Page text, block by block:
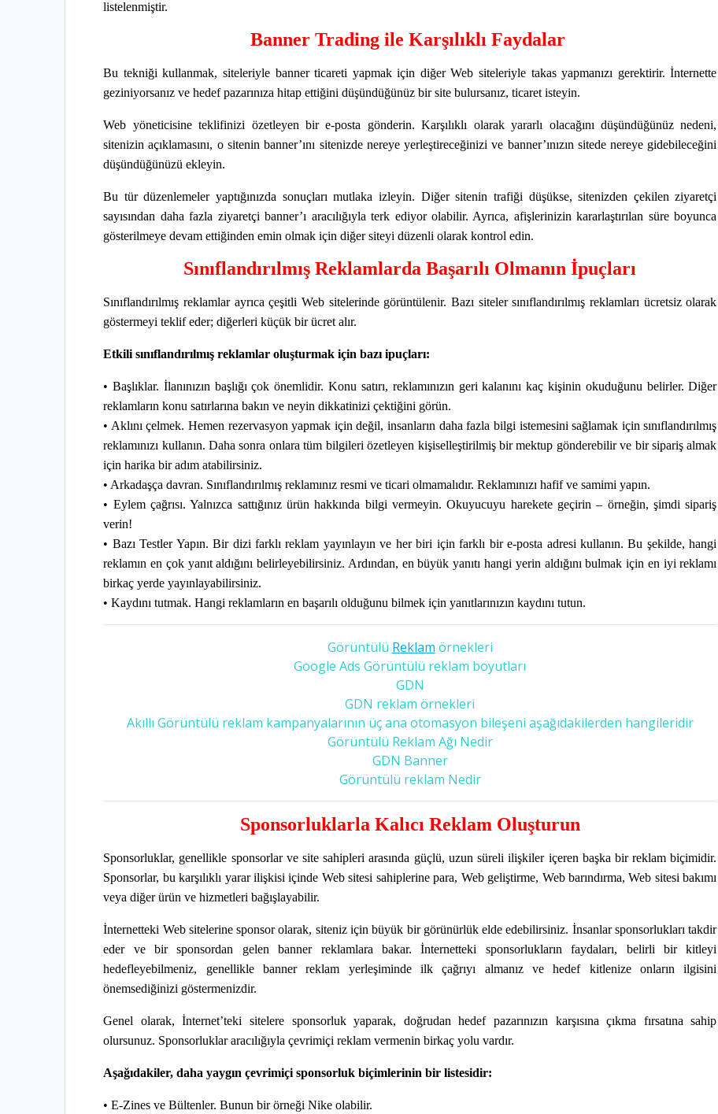
listelenmiştir.
Banner Trading ile Karşılıklı Faydalar
Bu tekniği kullanmak, siteleriyle banner ticareti yapmak için diğer Web siteleriyle takas yapmanızı gerektirir. İnternette
geziniyorsanız ve hedef pazarınıza hitap ettiğini düşündüğünüz bir site bulursanız, ticaret isteyin.
Web yöneticisine teklifinizi özetleyen bir e-posta gönderin. Karşılıklı olarak yararlı olacağını düşündüğünüz nedeni,
sitenizin açıklamasını, o sitenin banner’ını sitenizde nereye yerleştireceğinizi ve banner’ınızın sitede nereye gidebileceğini
düşündüğünüzü ekleyin.
Bu tür düzenlemeler yaptığınızda sonuçları mutlaka izleyin. Diğer sitenin trafiği düşükse, sitenizden çekilen ziyaretçi
sayısından daha fazla ziyaretçi banner’ı aracılığıyla terk ediyor olabilir. Ayrıca, afişlerinizin kararlaştırılan süre boyunca
gösterilmeye devam ettiğinden emin olmak için diğer siteyi düzenli olarak kontrol edin.
Sınıflandırılmış Reklamlarda Başarılı Olmanın İpuçları
Sınıflandırılmış reklamlar ayrıca çeşitli Web sitelerinde görüntülenir. Bazı siteler sınıflandırılmış reklamları ücretsiz olarak
göstermeyi teklif eder; diğerleri küçük bir ücret alır.
Etkili sınıflandırılmış reklamlar oluşturmak için bazı ipuçları:
• Başlıklar. İlanınızın başlığı çok önemlidir. Konu satırı, reklamınızın geri kalanını kaç kişinin okuduğunu belirler. Diğer
reklamların konu satırlarına bakın ve neyin dikkatinizi çektiğini görün.
• Aklını çelmek. Hemen rezervasyon yapmak için değil, insanların daha fazla bilgi istemesini sağlamak için sınıflandırılmış
reklamınızı kullanın. Daha sonra onlara tüm bilgileri özetleyen kişiselleştirilmiş bir mektup gönderebilir ve bir sipariş almak
için harika bir adım atabilirsiniz.
• Arkadaşça davran. Sınıflandırılmış reklamınız resmi ve ticari olmamalıdır. Reklamınızı hafif ve samimi yapın.
• Eylem çağrısı. Yalnızca sattığınız ürün hakkında bilgi vermeyin. Okuyucuyu harekete geçirin – örneğin, şimdi sipariş
verin!
• Bazı Testler Yapın. Bir dizi farklı reklam yayınlayın ve her biri için farklı bir e-posta adresi kullanın. Bu şekilde, hangi
reklamın en çok yanıt aldığını belirleyebilirsiniz. Ardından, en büyük yanıtı hangi yerin aldığını bulmak için en iyi reklamı
birkaç yerde yayınlayabilirsiniz.
• Kaydını tutmak. Hangi reklamların en başarılı olduğunu bilmek için yanıtlarınızın kaydını tutun.
Görüntülü Reklam örnekleri
Google Ads Görüntülü reklam boyutları
GDN
GDN reklam örnekleri
Akıllı Görüntülü reklam kampanyalarının üç ana otomasyon bileşeni aşağıdakilerden hangileridir
Görüntülü Reklam Ağı Nedir
GDN Banner
Görüntülü reklam Nedir
Sponsorluklarla Kalıcı Reklam Oluşturun
Sponsorluklar, genellikle sponsorlar ve site sahipleri arasında güçlü, uzun süreli ilişkiler içeren başka bir reklam biçimidir.
Sponsorlar, bu karşılıklı yarar ilişkisi içinde Web sitesi sahiplerine para, Web geliştirme, Web barındırma, Web sitesi bakımı
veya diğer ürün ve hizmetleri bağışlayabilir.
İnternetteki Web sitelerine sponsor olarak, siteniz için büyük bir görünürlük elde edebilirsiniz. İnsanlar sponsorlukları takdir
eder ve bir sponsordan gelen banner reklamlara bakar. İnternetteki sponsorlukların faydaları, belirli bir kitleyi
hedefleyebilmeniz, genellikle banner reklam yerleşiminde ilk çağrıyı almanız ve hedef kitlenize onların ilgisini
önemsediğinizi göstermenizdir.
Genel olarak, İnternet’teki sitelere sponsorluk yaparak, doğrudan hedef pazarınızın karşısına çıkma fırsatına sahip
olursunuz. Sponsorluklar aracılığıyla çevrimiçi reklam vermenin birkaç yolu vardır.
Aşağıdakiler, daha yaygın çevrimiçi sponsorluk biçimlerinin bir listesidir:
• E-Zines ve Bültenler. Bunun bir örneği Nike olabilir.